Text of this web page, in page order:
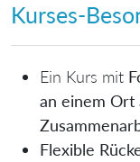
Kurses-
Ein Kurs mit
an einem Ort
Flexible